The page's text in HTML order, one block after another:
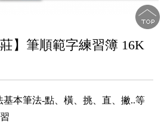
莊】筆順範字練習簿 16K
本筆法-點、橫、挑、直、撇..等